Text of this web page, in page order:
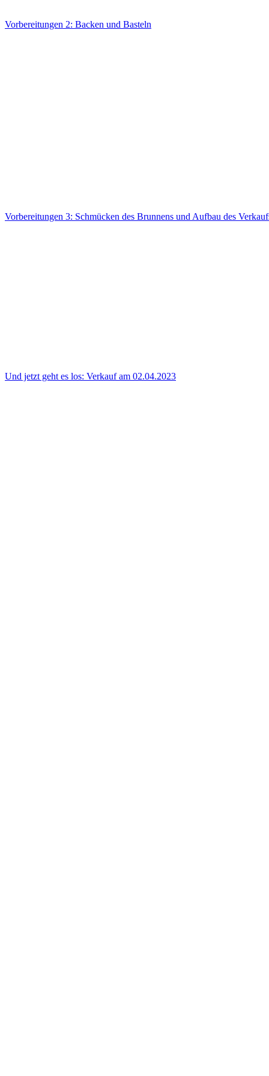
Vorbereitungen 2: Backen und Basteln
Vorbereitungen 3: Schmücken des Brunnens und Aufbau des
Und jetzt geht es los: Verkauf am 02.04.2023